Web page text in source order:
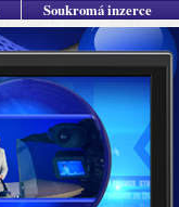
Soukromá inzerce